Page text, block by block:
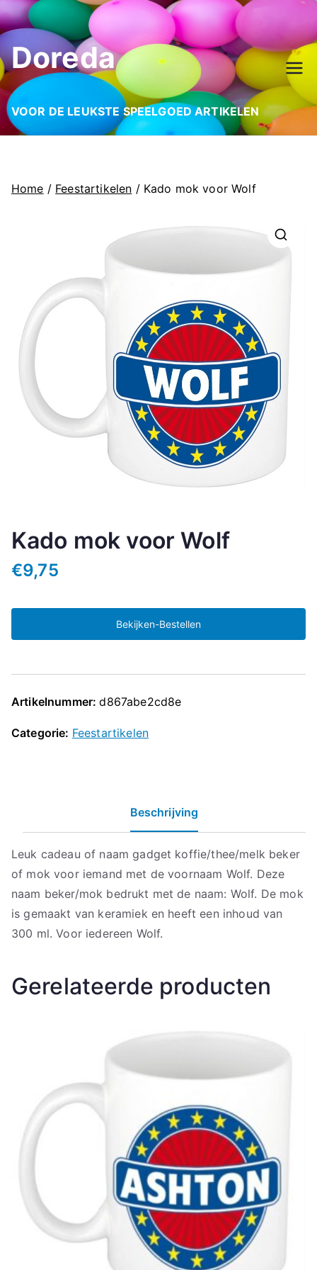
Ga
naar
de
inhoud
Doreda
VOOR DE LEUKSTE SPEELGOED ARTIKELEN
Home / Feestartikelen / Kado mok voor Wolf
Kado mok voor Wolf
€9,75
Bekijken-Bestellen
Artikelnummer:d867abe2cd8e
Categorie: Feestartikelen
Beschrijving
Leuk cadeau of naam gadget koffie/thee/melk beker
of mok voor iemand met de voornaam Wolf. Deze
naam beker/mok bedrukt met de naam: Wolf. De mok
is gemaakt van keramiek en heeft een inhoud van
300 ml. Voor iedereen Wolf.
Gerelateerde producten